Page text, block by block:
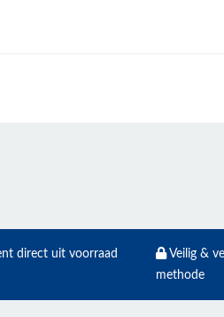
direct uit voorraad
Veilig &
methode